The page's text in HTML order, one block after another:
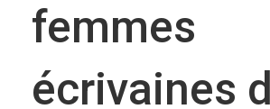
femmes
écrivaines